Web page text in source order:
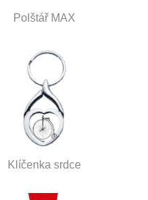
Polštář MAX
Klíčenka srdce